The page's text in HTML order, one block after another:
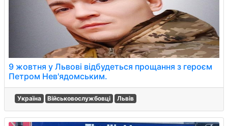
9 жовтня у Львові відбудеться прощання з героєм
Петром Нев'ядомським.
Україна Військовослужбовці Львів